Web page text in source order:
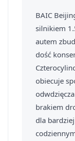
BAIC
silnikiem
autem
dość
obiecuje
brakiem
dla